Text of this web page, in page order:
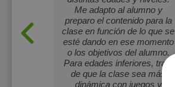
Me adapto al alumno y
preparo el contenido para la
clase en función de lo que se
esté dando en ese momento
o los objetivos del alumno.
Para edades inferiores, trato
de que la clase sea más
dinámica con juegos y